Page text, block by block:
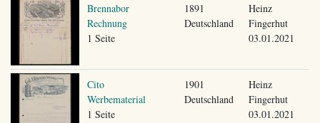
Brennabor
Rechnung
1 Seite
1891
Deutschland
Heinz
Fingerhut
03.01.2021
Cito
Werbematerial
1 Seite
1901
Deutschland
Heinz
Fingerhut
03.01.2021